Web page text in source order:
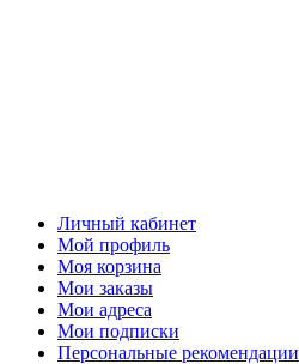
Личный кабинет
Мой профиль
Моя корзина
Мои заказы
Мои адреса
Мои подписки
Персональные рекомендации